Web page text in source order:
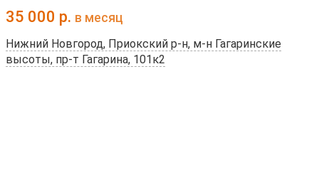
35 000 р. в месяц
Нижний Новгород, Приокский р-н, м-н Гагаринские
высоты, пр-т Гагарина, 101к2